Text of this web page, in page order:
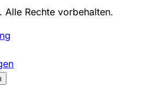
Rechte vorbehalten.